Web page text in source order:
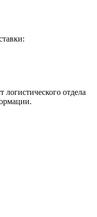
логистического отдела